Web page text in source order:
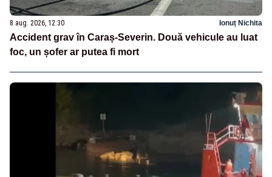
8 aug. 2026, 12:30 Ionuț Nichita
Accident grav în Caraș-Severin. Două vehicule au luat
foc, un șofer ar putea fi mort